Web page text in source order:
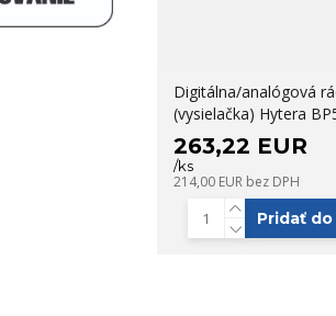
Digitálna/analógová
(vysielačka) Hytera
263,22 EUR
/ks
214,00 EUR bez DPH
Pridať